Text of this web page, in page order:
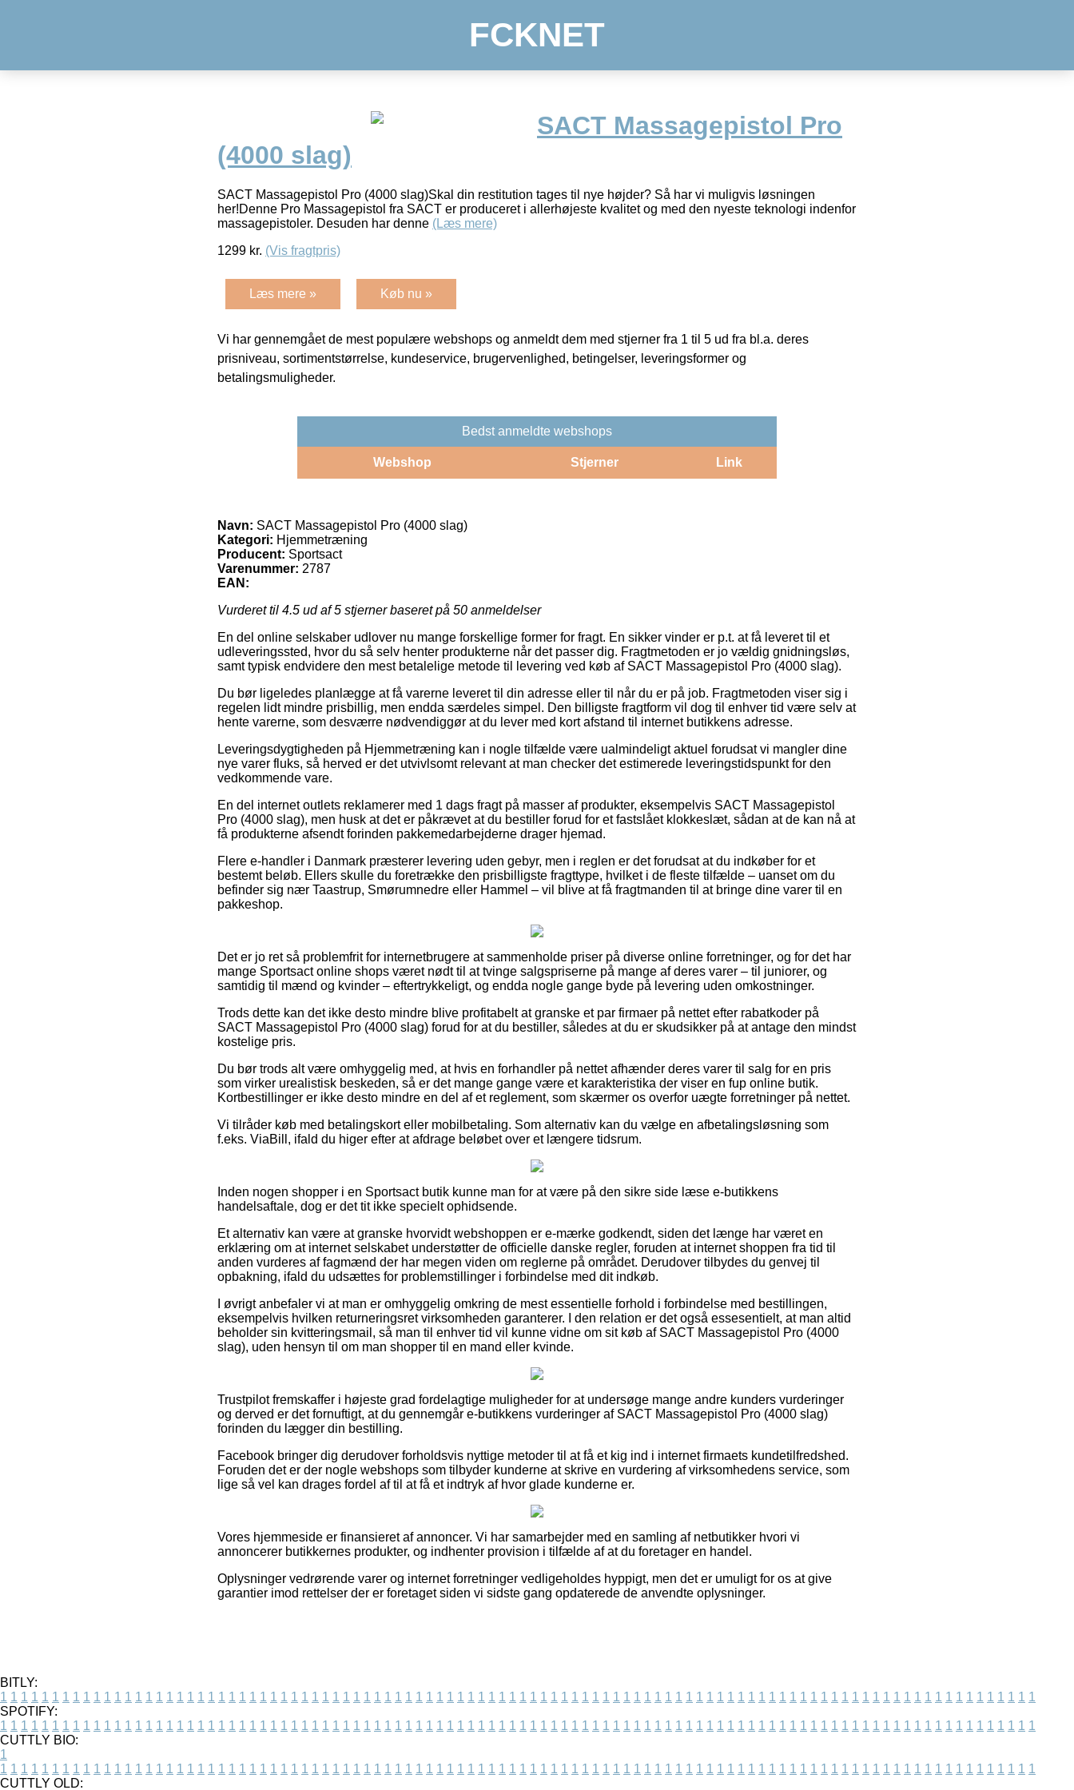
FCKNET
SACT Massagepistol Pro
(4000 slag)
SACT Massagepistol Pro (4000 slag)Skal din restitution tages til nye højder? Så har vi muligvis løsningen
her!Denne Pro Massagepistol fra SACT er produceret i allerhøjeste kvalitet og med den nyeste teknologi indenfor
massagepistoler. Desuden har denne (Læs mere)
1299 kr. (Vis fragtpris)
Læs mere » Køb nu »
Vi har gennemgået de mest populære webshops og anmeldt dem med stjerner fra 1 til 5 ud fra bl.a. deres
prisniveau, sortimentstørrelse, kundeservice, brugervenlighed, betingelser, leveringsformer og
betalingsmuligheder.
Bedst anmeldte webshops
Webshop Stjerner Link
Navn: SACT Massagepistol Pro (4000 slag)
Kategori: Hjemmetræning
Producent: Sportsact
Varenummer: 2787
EAN:
Vurderet til 4.5 ud af 5 stjerner baseret på 50 anmeldelser
En del online selskaber udlover nu mange forskellige former for fragt. En sikker vinder er p.t. at få leveret til et
udleveringssted, hvor du så selv henter produkterne når det passer dig. Fragtmetoden er jo vældig gnidningsløs,
samt typisk endvidere den mest betalelige metode til levering ved køb af SACT Massagepistol Pro (4000 slag).
Du bør ligeledes planlægge at få varerne leveret til din adresse eller til når du er på job. Fragtmetoden viser sig i
regelen lidt mindre prisbillig, men endda særdeles simpel. Den billigste fragtform vil dog til enhver tid være selv at
hente varerne, som desværre nødvendiggør at du lever med kort afstand til internet butikkens adresse.
Leveringsdygtigheden på Hjemmetræning kan i nogle tilfælde være ualmindeligt aktuel forudsat vi mangler dine
nye varer fluks, så herved er det utvivlsomt relevant at man checker det estimerede leveringstidspunkt for den
vedkommende vare.
En del internet outlets reklamerer med 1 dags fragt på masser af produkter, eksempelvis SACT Massagepistol
Pro (4000 slag), men husk at det er påkrævet at du bestiller forud for et fastslået klokkeslæt, sådan at de kan nå at
få produkterne afsendt forinden pakkemedarbejderne drager hjemad.
Flere e-handler i Danmark præsterer levering uden gebyr, men i reglen er det forudsat at du indkøber for et
bestemt beløb. Ellers skulle du foretrække den prisbilligste fragttype, hvilket i de fleste tilfælde – uanset om du
befinder sig nær Taastrup, Smørumnedre eller Hammel – vil blive at få fragtmanden til at bringe dine varer til en
pakkeshop.
Det er jo ret så problemfrit for internetbrugere at sammenholde priser på diverse online forretninger, og for det har
mange Sportsact online shops været nødt til at tvinge salgspriserne på mange af deres varer – til juniorer, og
samtidig til mænd og kvinder – eftertrykkeligt, og endda nogle gange byde på levering uden omkostninger.
Trods dette kan det ikke desto mindre blive profitabelt at granske et par firmaer på nettet efter rabatkoder på
SACT Massagepistol Pro (4000 slag) forud for at du bestiller, således at du er skudsikker på at antage den mindst
kostelige pris.
Du bør trods alt være omhyggelig med, at hvis en forhandler på nettet afhænder deres varer til salg for en pris
som virker urealistisk beskeden, så er det mange gange være et karakteristika der viser en fup online butik.
Kortbestillinger er ikke desto mindre en del af et reglement, som skærmer os overfor uægte forretninger på nettet.
Vi tilråder køb med betalingskort eller mobilbetaling. Som alternativ kan du vælge en afbetalingsløsning som
f.eks. ViaBill, ifald du higer efter at afdrage beløbet over et længere tidsrum.
Inden nogen shopper i en Sportsact butik kunne man for at være på den sikre side læse e-butikkens
handelsaftale, dog er det tit ikke specielt ophidsende.
Et alternativ kan være at granske hvorvidt webshoppen er e-mærke godkendt, siden det længe har været en
erklæring om at internet selskabet understøtter de officielle danske regler, foruden at internet shoppen fra tid til
anden vurderes af fagmænd der har megen viden om reglerne på området. Derudover tilbydes du genvej til
opbakning, ifald du udsættes for problemstillinger i forbindelse med dit indkøb.
I øvrigt anbefaler vi at man er omhyggelig omkring de mest essentielle forhold i forbindelse med bestillingen,
eksempelvis hvilken returneringsret virksomheden garanterer. I den relation er det også essesentielt, at man altid
beholder sin kvitteringsmail, så man til enhver tid vil kunne vidne om sit køb af SACT Massagepistol Pro (4000
slag), uden hensyn til om man shopper til en mand eller kvinde.
Trustpilot fremskaffer i højeste grad fordelagtige muligheder for at undersøge mange andre kunders vurderinger
og derved er det fornuftigt, at du gennemgår e-butikkens vurderinger af SACT Massagepistol Pro (4000 slag)
forinden du lægger din bestilling.
Facebook bringer dig derudover forholdsvis nyttige metoder til at få et kig ind i internet firmaets kundetilfredshed.
Foruden det er der nogle webshops som tilbyder kunderne at skrive en vurdering af virksomhedens service, som
lige så vel kan drages fordel af til at få et indtryk af hvor glade kunderne er.
Vores hjemmeside er finansieret af annoncer. Vi har samarbejder med en samling af netbutikker hvori vi
annoncerer butikkernes produkter, og indhenter provision i tilfælde af at du foretager en handel.
Oplysninger vedrørende varer og internet forretninger vedligeholdes hyppigt, men det er umuligt for os at give
garantier imod rettelser der er foretaget siden vi sidste gang opdaterede de anvendte oplysninger.
BITLY:
1 1 1 1 1 1 1 1 1 1 1 1 1 1 1 1 1 1 1 1 1 1 1 1 1 1 1 1 1 1 1 1 1 1 1 1 1 1 1 1 1 1 1 1 1 1 1 1 1 1 1 1 1 1 1 1 1 1 1 1 1 1 1 1 1 1 1 1 1 1 1 1 1 1 1 1 1 1 1 1 1 1 1 1 1 1 1 1 1 1 1 1 1 1 1 1 1 1 1 1
SPOTIFY:
1 1 1 1 1 1 1 1 1 1 1 1 1 1 1 1 1 1 1 1 1 1 1 1 1 1 1 1 1 1 1 1 1 1 1 1 1 1 1 1 1 1 1 1 1 1 1 1 1 1 1 1 1 1 1 1 1 1 1 1 1 1 1 1 1 1 1 1 1 1 1 1 1 1 1 1 1 1 1 1 1 1 1 1 1 1 1 1 1 1 1 1 1 1 1 1 1 1 1 1
CUTTLY BIO:
1
1 1 1 1 1 1 1 1 1 1 1 1 1 1 1 1 1 1 1 1 1 1 1 1 1 1 1 1 1 1 1 1 1 1 1 1 1 1 1 1 1 1 1 1 1 1 1 1 1 1 1 1 1 1 1 1 1 1 1 1 1 1 1 1 1 1 1 1 1 1 1 1 1 1 1 1 1 1 1 1 1 1 1 1 1 1 1 1 1 1 1 1 1 1 1 1 1 1 1 1
CUTTLY OLD: